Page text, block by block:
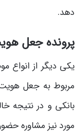
دهد.
پرونده‌ جعل
یکی دیگر از انواع
مربوط به جعل
بانکی و در نتیجه
مورد نیز مشاوره